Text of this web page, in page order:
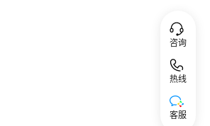
咨询
热线
客服